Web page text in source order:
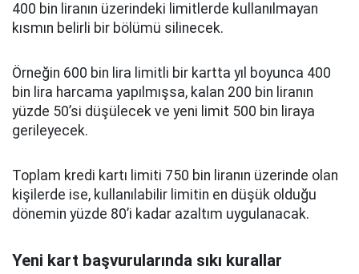
400 bin liranın üzerindeki limitlerde kullanılmayan
kısmın belirli bir bölümü silinecek.
Örneğin 600 bin lira limitli bir kartta yıl boyunca 400
bin lira harcama yapılmışsa, kalan 200 bin liranın
yüzde 50’si düşülecek ve yeni limit 500 bin liraya
gerileyecek.
Toplam kredi kartı limiti 750 bin liranın üzerinde olan
kişilerde ise, kullanılabilir limitin en düşük olduğu
dönemin yüzde 80’i kadar azaltım uygulanacak.
Yeni kart başvurularında sıkı kurallar